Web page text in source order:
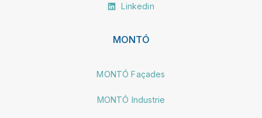
Linkedin
MONTÓ
MONTÓ Façades
MONTÓ Industrie